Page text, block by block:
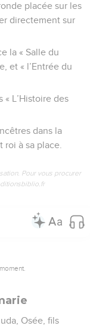
placée sur les
directement sur
la « Salle du
et « l’Entrée du
« L’Histoire des
dans la
roi à sa place.
Pour vous procurer
Osée, fils